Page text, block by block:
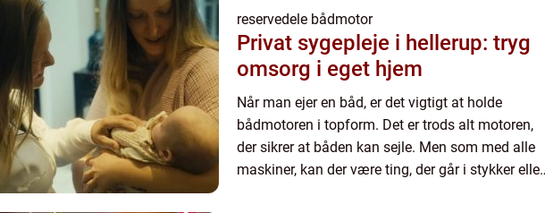
reservedele bådmotor
Privat sygepleje i hellerup: tryg
omsorg i eget hjem
Når man ejer en båd, er det vigtigt at holde
bådmotoren i topform. Det er trods alt motoren,
der sikrer at båden kan sejle. Men som med alle
maskiner, kan der være ting, der går i stykker eller